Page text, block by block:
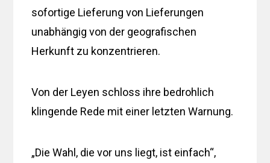
sofortige Lieferung von Lieferungen
unabhängig von der geografischen
Herkunft zu konzentrieren.
Von der Leyen schloss ihre bedrohlich
klingende Rede mit einer letzten Warnung.
„Die Wahl, die vor uns liegt, ist einfach“,